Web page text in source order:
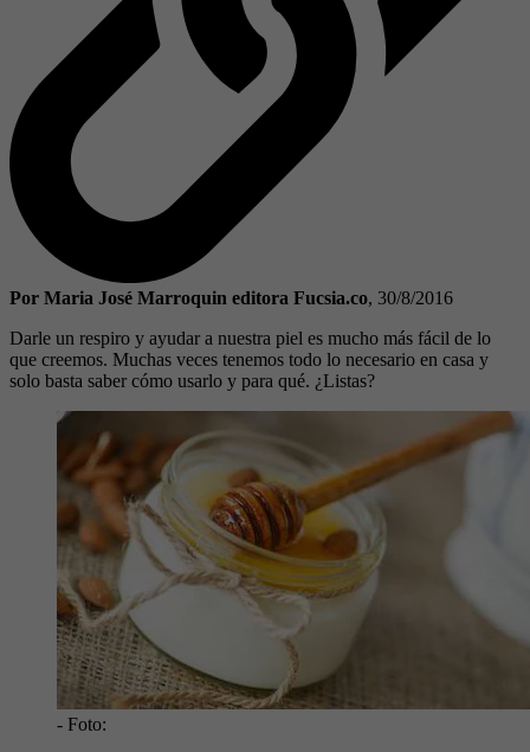
Por Maria José Marroquin editora Fucsia.co, 30/8/2016
Darle un respiro y ayudar a nuestra piel es mucho más fácil de lo
que creemos. Muchas veces tenemos todo lo necesario en casa y
solo basta saber cómo usarlo y para qué. ¿Listas?
- Foto: